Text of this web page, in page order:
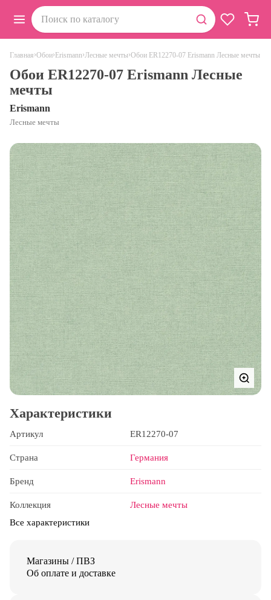
Главная›Обои› Erismann›Лесные мечты›Обои ER12270-07 Erismann Лесные мечты
Обои ER12270-07 Erismann Лесные
мечты
Erismann
Лесные мечты
Характеристики
Артикул ER12270-07
Страна Германия
Бренд Erismann
Коллекция
Лесные мечты
Все характеристики
Магазины / ПВЗ
Об оплате и доставке